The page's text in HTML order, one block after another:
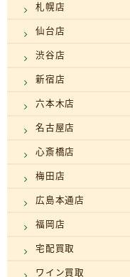
札幌店
仙台店
渋谷店
新宿店
六本木店
名古屋店
心斎橋店
梅田店
広島本通店
福岡店
宅配買取
ワイン買取